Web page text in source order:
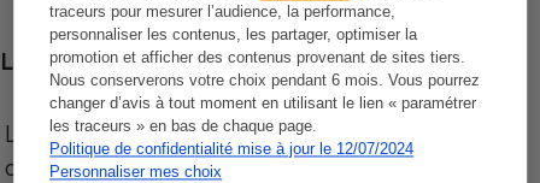
traceurs pour mesurer l’audience, la performance,
personnaliser les contenus, les partager, optimiser la
promotion et afficher des contenus provenant de sites tiers.
Nous conserverons votre choix pendant 6 mois. Vous pourrez
changer d’avis à tout moment en utilisant le lien « paramétrer
les traceurs » en bas de chaque page.
Politique de confidentialité mise à jour le 12/07/2024
Personnaliser mes choix
Les comparaisons de prix
Les comparaisons sont réalisées sur l’ensemble
des produits des magasins. Les produits de